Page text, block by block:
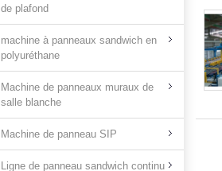
de plafond
machine à panneaux sandwich en
polyuréthane
Machine de panneaux muraux de
salle blanche
Machine de panneau SIP
Ligne de panneau sandwich continu